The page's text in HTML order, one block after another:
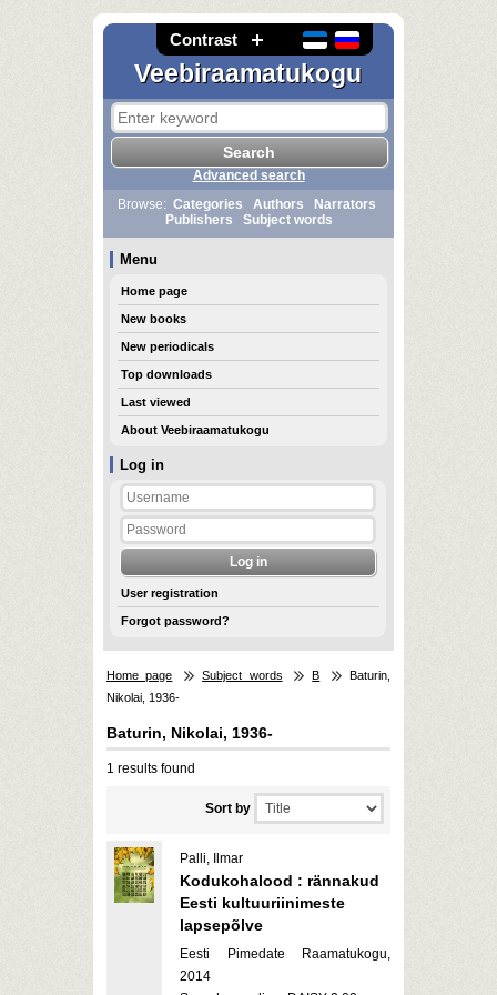
Contrast
Veebiraamatukogu
Log in
User registration
Forgot password?
Advanced search
Browse: Categories Authors
Narrators
Publishers
Subject words
Menu
Home page
New books
New periodicals
Top downloads
Last viewed
About Veebiraamatukogu
Home page Subject words B
Baturin,
Nikolai, 1936-
Baturin, Nikolai, 1936-
1 results found
Sort by
Palli, Ilmar
Kodukohalood : rännakud
Eesti kultuuriinimeste
lapsepõlve
Eesti Pimedate Raamatukogu,
2014